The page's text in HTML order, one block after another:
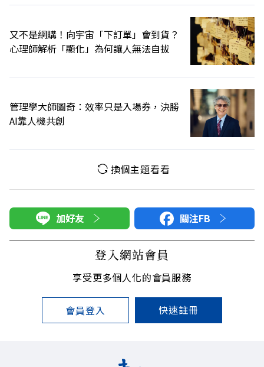
又不是網購！向宇宙「下訂單」會到貨？
心理師解析「顯化」為何讓人無法自拔
管理學大師圖奇：效率只是入場券，決勝
AI靠人機共創
換個主題看看
加好友 關注FB
登入網站會員
享受更多個人化的會員服務
會員登入 快速註冊